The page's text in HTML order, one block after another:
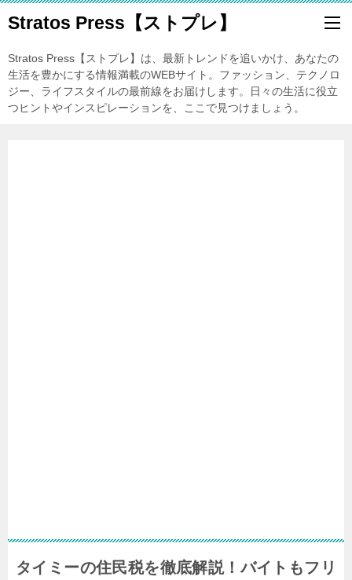
Stratos Press【ストプレ】
Stratos Press【ストプレ】は、最新トレンドを追いかけ、あなたの
生活を豊かにする情報満載のWEBサイト。ファッション、テクノロ
ジー、ライフスタイルの最前線をお届けします。日々の生活に役立
つヒントやインスピレーションを、ここで見つけましょう。
タイミーの住民税を徹底解説！バイトもフリ